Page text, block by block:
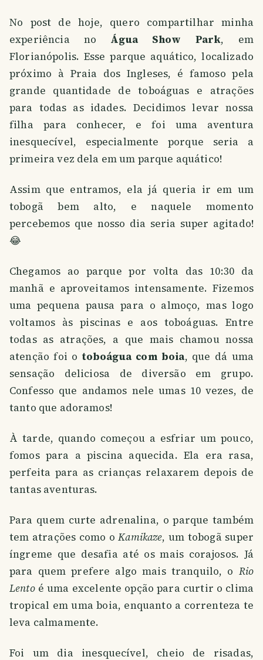
No post de hoje, quero compartilhar minha
experiência no Água Show Park, em
Florianópolis. Esse parque aquático, localizado
próximo à Praia dos Ingleses, é famoso pela
grande quantidade de toboáguas e atrações
para todas as idades. Decidimos levar nossa
filha para conhecer, e foi uma aventura
inesquecível, especialmente porque seria a
primeira vez dela em um parque aquático!
Assim que entramos, ela já queria ir em um
tobogã bem alto, e naquele momento
percebemos que nosso dia seria super agitado!
😂
Chegamos ao parque por volta das 10:30 da
manhã e aproveitamos intensamente. Fizemos
uma pequena pausa para o almoço, mas logo
voltamos às piscinas e aos toboáguas. Entre
todas as atrações, a que mais chamou nossa
atenção foi otoboágua com boia, que dá uma
sensação deliciosa de diversão em grupo.
Confesso que andamos nele umas 10 vezes, de
tanto que adoramos!
À tarde, quando começou a esfriar um pouco,
fomos para a piscina aquecida. Ela era rasa,
perfeita para as crianças relaxarem depois de
tantas aventuras.
Para quem curte adrenalina, o parque também
tem atrações como oKamikaze, um tobogã super
íngreme que desafia até os mais corajosos. Já
para quem prefere algo mais tranquilo, o Rio
Lentoé uma excelente opção para curtir o clima
tropical em uma boia, enquanto a correnteza te
leva calmamente.
Foi um dia inesquecível, cheio de risadas,